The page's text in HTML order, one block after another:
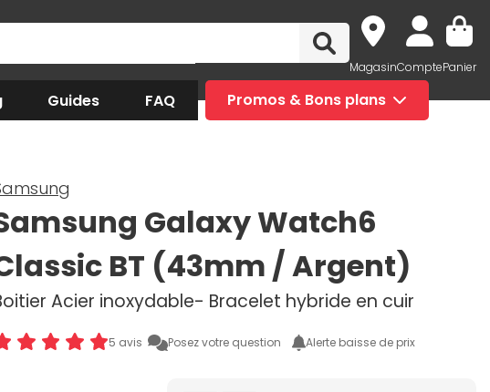
MagasinComptePanier
Guides FAQ Promos & Bons plans
Galaxy Watch6
BT (43mm / Argent)
Acier inoxydable- Bracelet hybride en cuir
5 avis Posez votre question Alerte baisse de prix